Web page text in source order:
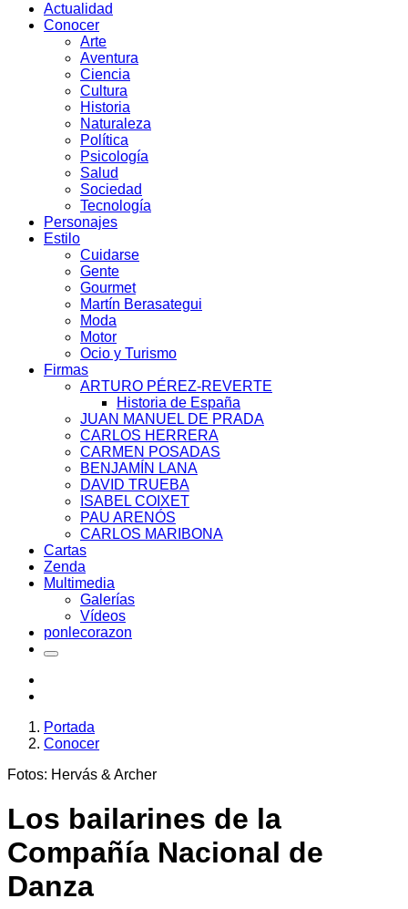
Actualidad
Conocer
Arte
Aventura
Ciencia
Cultura
Historia
Naturaleza
Política
Psicología
Salud
Sociedad
Tecnología
Personajes
Estilo
Cuidarse
Gente
Gourmet
Martín Berasategui
Moda
Motor
Ocio y Turismo
Firmas
ARTURO PÉREZ-REVERTE
Historia de España
JUAN MANUEL DE PRADA
CARLOS HERRERA
CARMEN POSADAS
BENJAMÍN LANA
DAVID TRUEBA
ISABEL COIXET
PAU ARENÓS
CARLOS MARIBONA
Cartas
Zenda
Multimedia
Galerías
Vídeos
ponlecorazon
Portada
Conocer
Fotos: Hervás & Archer
Los bailarines de la
Compañía Nacional de
Danza